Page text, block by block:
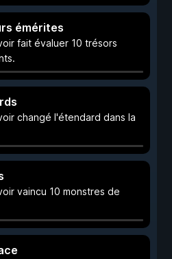
émérites
fait évaluer 10 trésors
changé l'étendard dans la
vaincu 10 monstres de